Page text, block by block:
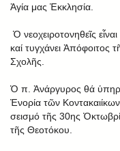
Ἁγία μας Ἐκκλησία.
Ὁ νεοχειροτονηθεῖς
καί τυγχάνει Ἀπόφοιτος
Σχολῆς.
Ὁ π. Ἀνάργυρος θά
Ἐνορία τῶν
σεισμό τῆς 30ης
τῆς Θεοτόκου.